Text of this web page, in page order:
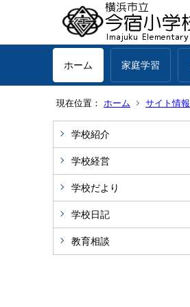
ホーム 家庭学習
現在位置： ホーム サイト情報
学校紹介
学校経営
学校だより
学校日記
教育相談